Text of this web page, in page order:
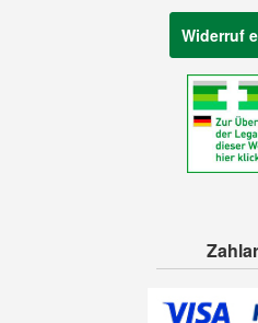
Widerruf